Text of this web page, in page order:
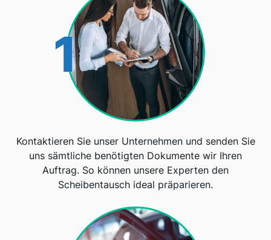
1
Kontaktieren Sie unser Unternehmen und senden Sie
uns sämtliche benötigten Dokumente wir Ihren
Auftrag. So können unsere Experten den
Scheibentausch ideal präparieren.